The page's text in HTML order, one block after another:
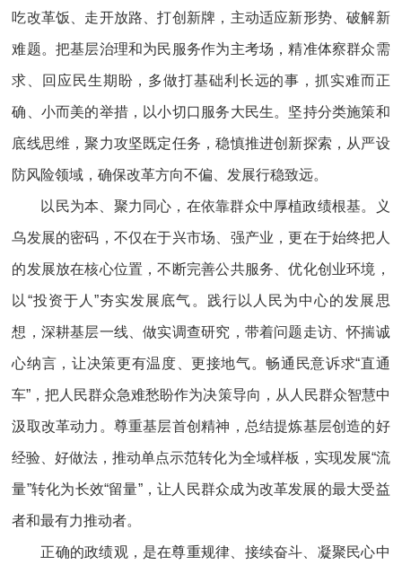
吃改革饭、走开放路、打创新牌，主动适应新形势、破解新
难题。把基层治理和为民服务作为主考场，精准体察群众需
求、回应民生期盼，多做打基础利长远的事，抓实难而正
确、小而美的举措，以小切口服务大民生。坚持分类施策和
底线思维，聚力攻坚既定任务，稳慎推进创新探索，从严设
防风险领域，确保改革方向不偏、发展行稳致远。
以民为本、聚力同心，在依靠群众中厚植政绩根基。义
乌发展的密码，不仅在于兴市场、强产业，更在于始终把人
的发展放在核心位置，不断完善公共服务、优化创业环境，
以“投资于人”夯实发展底气。践行以人民为中心的发展思
想，深耕基层一线、做实调查研究，带着问题走访、怀揣诚
心纳言，让决策更有温度、更接地气。畅通民意诉求“直通
车”，把人民群众急难愁盼作为决策导向，从人民群众智慧中
汲取改革动力。尊重基层首创精神，总结提炼基层创造的好
经验、好做法，推动单点示范转化为全域样板，实现发展“流
量”转化为长效“留量”，让人民群众成为改革发展的最大受益
者和最有力推动者。
正确的政绩观，是在尊重规律、接续奋斗、凝聚民心中